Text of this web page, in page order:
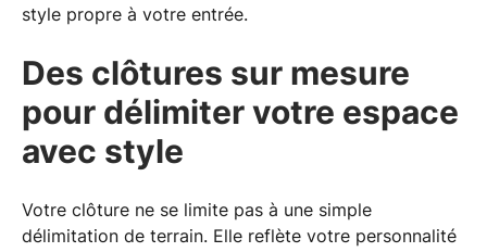
style propre à votre entrée.
Des clôtures sur mesure
pour délimiter votre espace
avec style
Votre clôture ne se limite pas à une simple
délimitation de terrain. Elle reflète votre personnalité